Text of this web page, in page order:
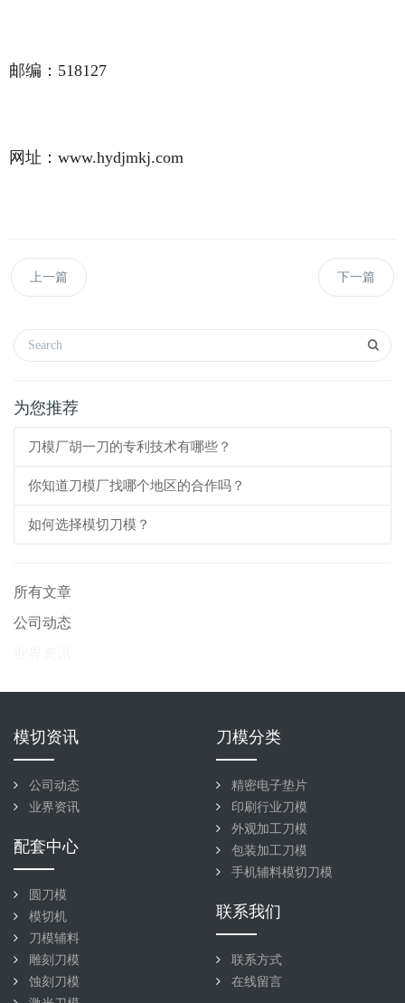
邮编：518127
网址：www.hydjmkj.com
上一篇 下一篇
为您推荐
刀模厂胡一刀的专利技术有哪些？
你知道刀模厂找哪个地区的合作吗？
如何选择模切刀模？
所有文章
公司动态
模切资讯
公司动态
业界资讯
刀模分类
精密电子垫片
印刷行业刀模
外观加工刀模
包装加工刀模
手机辅料模切刀模
配套中心
圆刀模
模切机
刀模辅料
雕刻刀模
蚀刻刀模
联系我们
联系方式
在线留言